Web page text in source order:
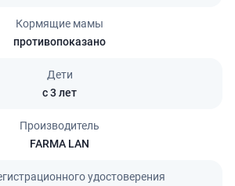
Кормящие мамы
противопоказано
Дети
с 3 лет
Производитель
FARMA LAN
удостоверения